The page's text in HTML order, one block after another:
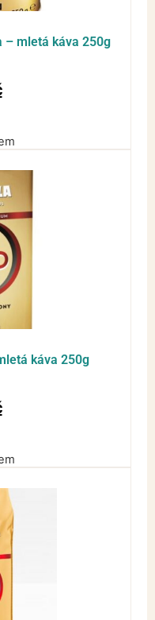
– mletá káva 250g
káva 250g